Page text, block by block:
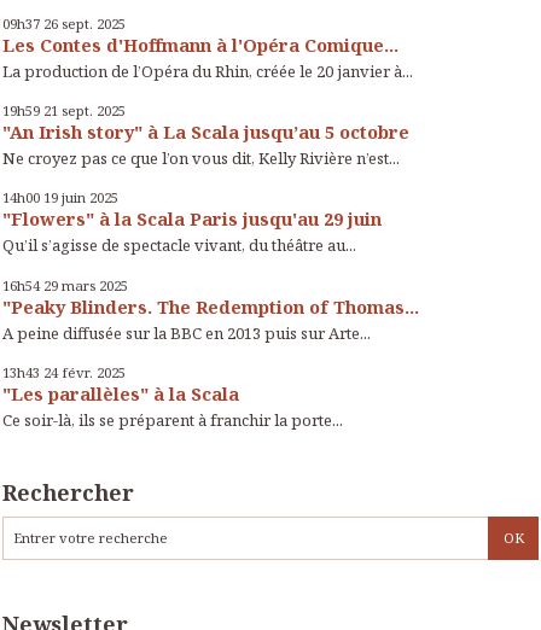
09h37 26 sept. 2025
Les Contes d'Hoffmann à l'Opéra Comique...
La production de l’Opéra du Rhin, créée le 20 janvier à...
19h59 21 sept. 2025
"An Irish story" à La Scala jusqu’au 5 octobre
Ne croyez pas ce que l’on vous dit, Kelly Rivière n’est...
14h00 19 juin 2025
"Flowers" à la Scala Paris jusqu'au 29 juin
Qu’il s’agisse de spectacle vivant, du théâtre au...
16h54 29 mars 2025
"Peaky Blinders. The Redemption of Thomas...
A peine diffusée sur la BBC en 2013 puis sur Arte...
13h43 24 févr. 2025
"Les parallèles" à la Scala
Ce soir-là, ils se préparent à franchir la porte...
Rechercher